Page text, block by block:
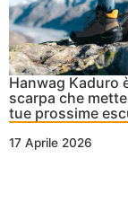
Hanwag Kaduro
scarpa che
tue prossime
17 Aprile 2026